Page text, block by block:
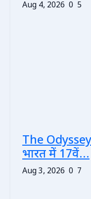
Aug 4, 2026 0 5
The
भारत में 17वें...
Aug 3, 2026 0 7